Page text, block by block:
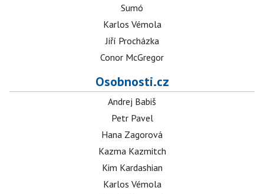
Sumó
Karlos Vémola
Jiří Procházka
Conor McGregor
Osobnosti.cz
Andrej Babiš
Petr Pavel
Hana Zagorová
Kazma Kazmitch
Kim Kardashian
Karlos Vémola